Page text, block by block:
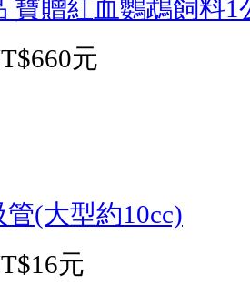
寶贈紅血鸚鵡飼料1
元
(大型約10cc)
元